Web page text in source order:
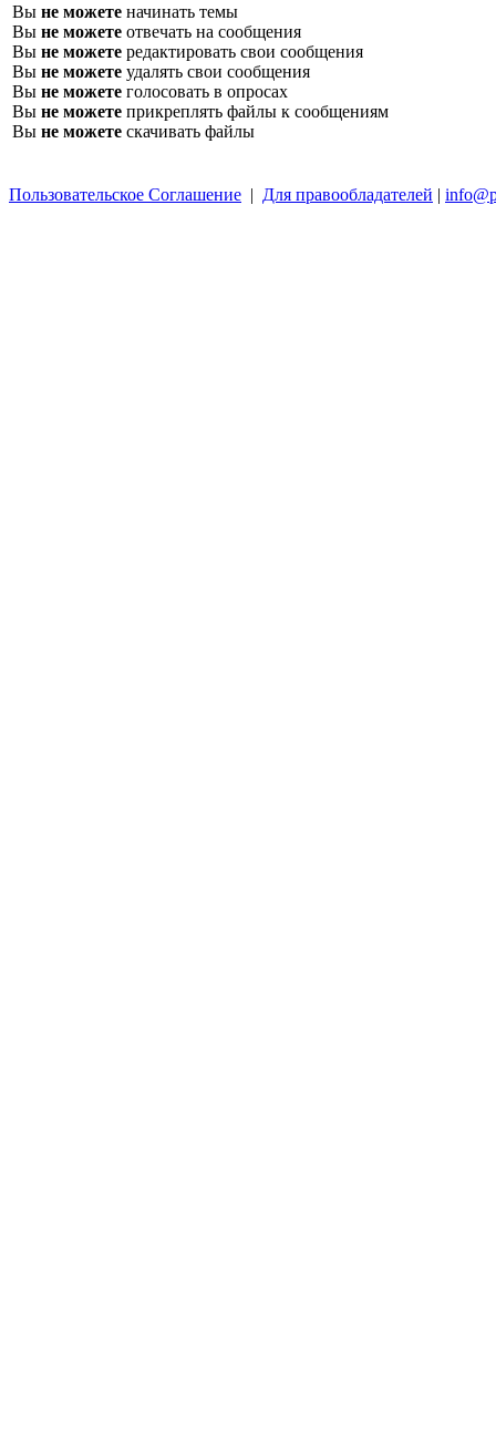
Вы не можете начинать темы
Вы не можете отвечать на сообщения
Вы не можете редактировать свои сообщения
Вы не можете удалять свои сообщения
Вы не можете голосовать в опросах
Вы не можете прикреплять файлы к сообщениям
Вы не можете скачивать файлы
Пользовательское Соглашение | Для правообладателей |